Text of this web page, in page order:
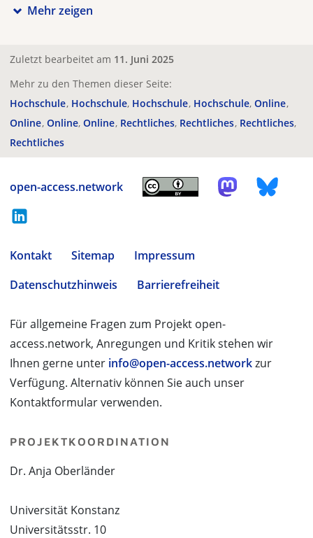
Mehr zeigen
Zuletzt bearbeitet am 11. Juni 2025
Mehr zu den Themen dieser Seite:
Hochschule Hochschule Hochschule Hochschule Online
Online Online Online Rechtliches Rechtliches Rechtliches
Rechtliches
open-access.network
Kontakt Sitemap
Impressum
Datenschutzhinweis
Barrierefreiheit
Für allgemeine Fragen zum Projekt open-
access.network, Anregungen und Kritik stehen wir
Ihnen gerne unter info@open-access.networkzur
Verfügung. Alternativ können Sie auch unser
Kontaktformular verwenden.
PROJEKTKOORDINATION
Dr. Anja Oberländer
Universität Konstanz
Universitätsstr. 10